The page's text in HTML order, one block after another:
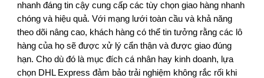
nhanh đáng tin cậy cung cấp các tùy chọn giao hàng nhanh
chóng và hiệu quả. Với mạng lưới toàn cầu và khả năng
theo dõi nâng cao, khách hàng có thể tin tưởng rằng các lô
hàng của họ sẽ được xử lý cẩn thận và được giao đúng
hạn. Cho dù đó là mục đích cá nhân hay kinh doanh, lựa
chọn DHL Express đảm bảo trải nghiệm không rắc rối khi